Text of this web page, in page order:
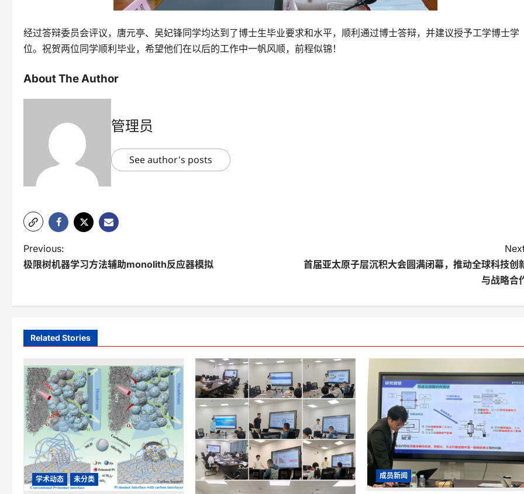
经过答辩委员会评议，唐元亭、吴妃锋同学均达到了博士生毕业要求和水平，顺利通过博士答辩，并建议授予工学博士学
位。祝贺两位同学顺利毕业，希望他们在以后的工作中一帆风顺，前程似锦！
About The Author
管理员
See author's posts
P
o
n
v
i
g
a
t
i
Previous:
极限树机器学习方法辅助monolith反应器模拟
首届亚太原子层沉积大会圆满闭幕，推动全球科技创
与战略合
Related Stories
学术动态 未分类 成员新闻